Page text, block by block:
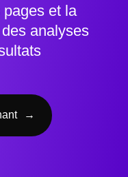
et la
analyses
→